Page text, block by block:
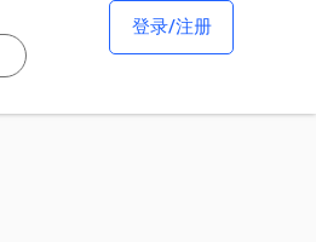
登录/注册